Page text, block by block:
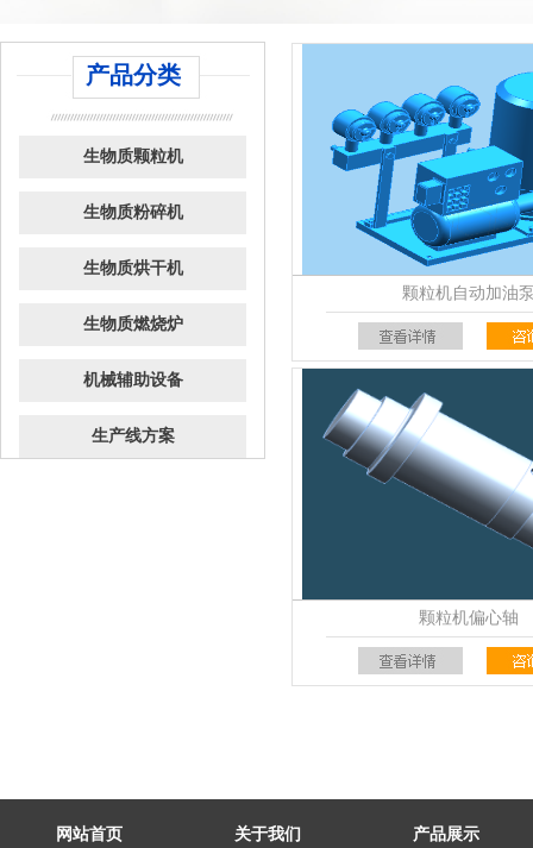
产品分类
生物质颗粒机
生物质粉碎机
生物质烘干机
生物质燃烧炉
机械辅助设备
生产线方案
颗粒机自动加油
颗粒机偏心轴
网站首页 关于我们 产品展示